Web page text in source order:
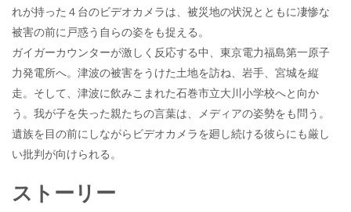
れが持った４台のビデオカメラは、被災地の状況とともに凄惨な
被害の前に戸惑う自らの姿をも捉える。
ガイガーカウンターが激しく反応する中、東京電力福島第一原子
力発電所へ。津波の被害をうけた土地を訪ね、岩手、宮城を縦
走。そして、津波に飲みこまれた石巻市立大川小学校へと向か
う。我が子を失った親たちの言葉は、メディアの姿勢をも問う。
遺族を目の前にしながらビデオカメラを廻し続ける彼らにも厳し
い批判が向けられる。
ストーリー